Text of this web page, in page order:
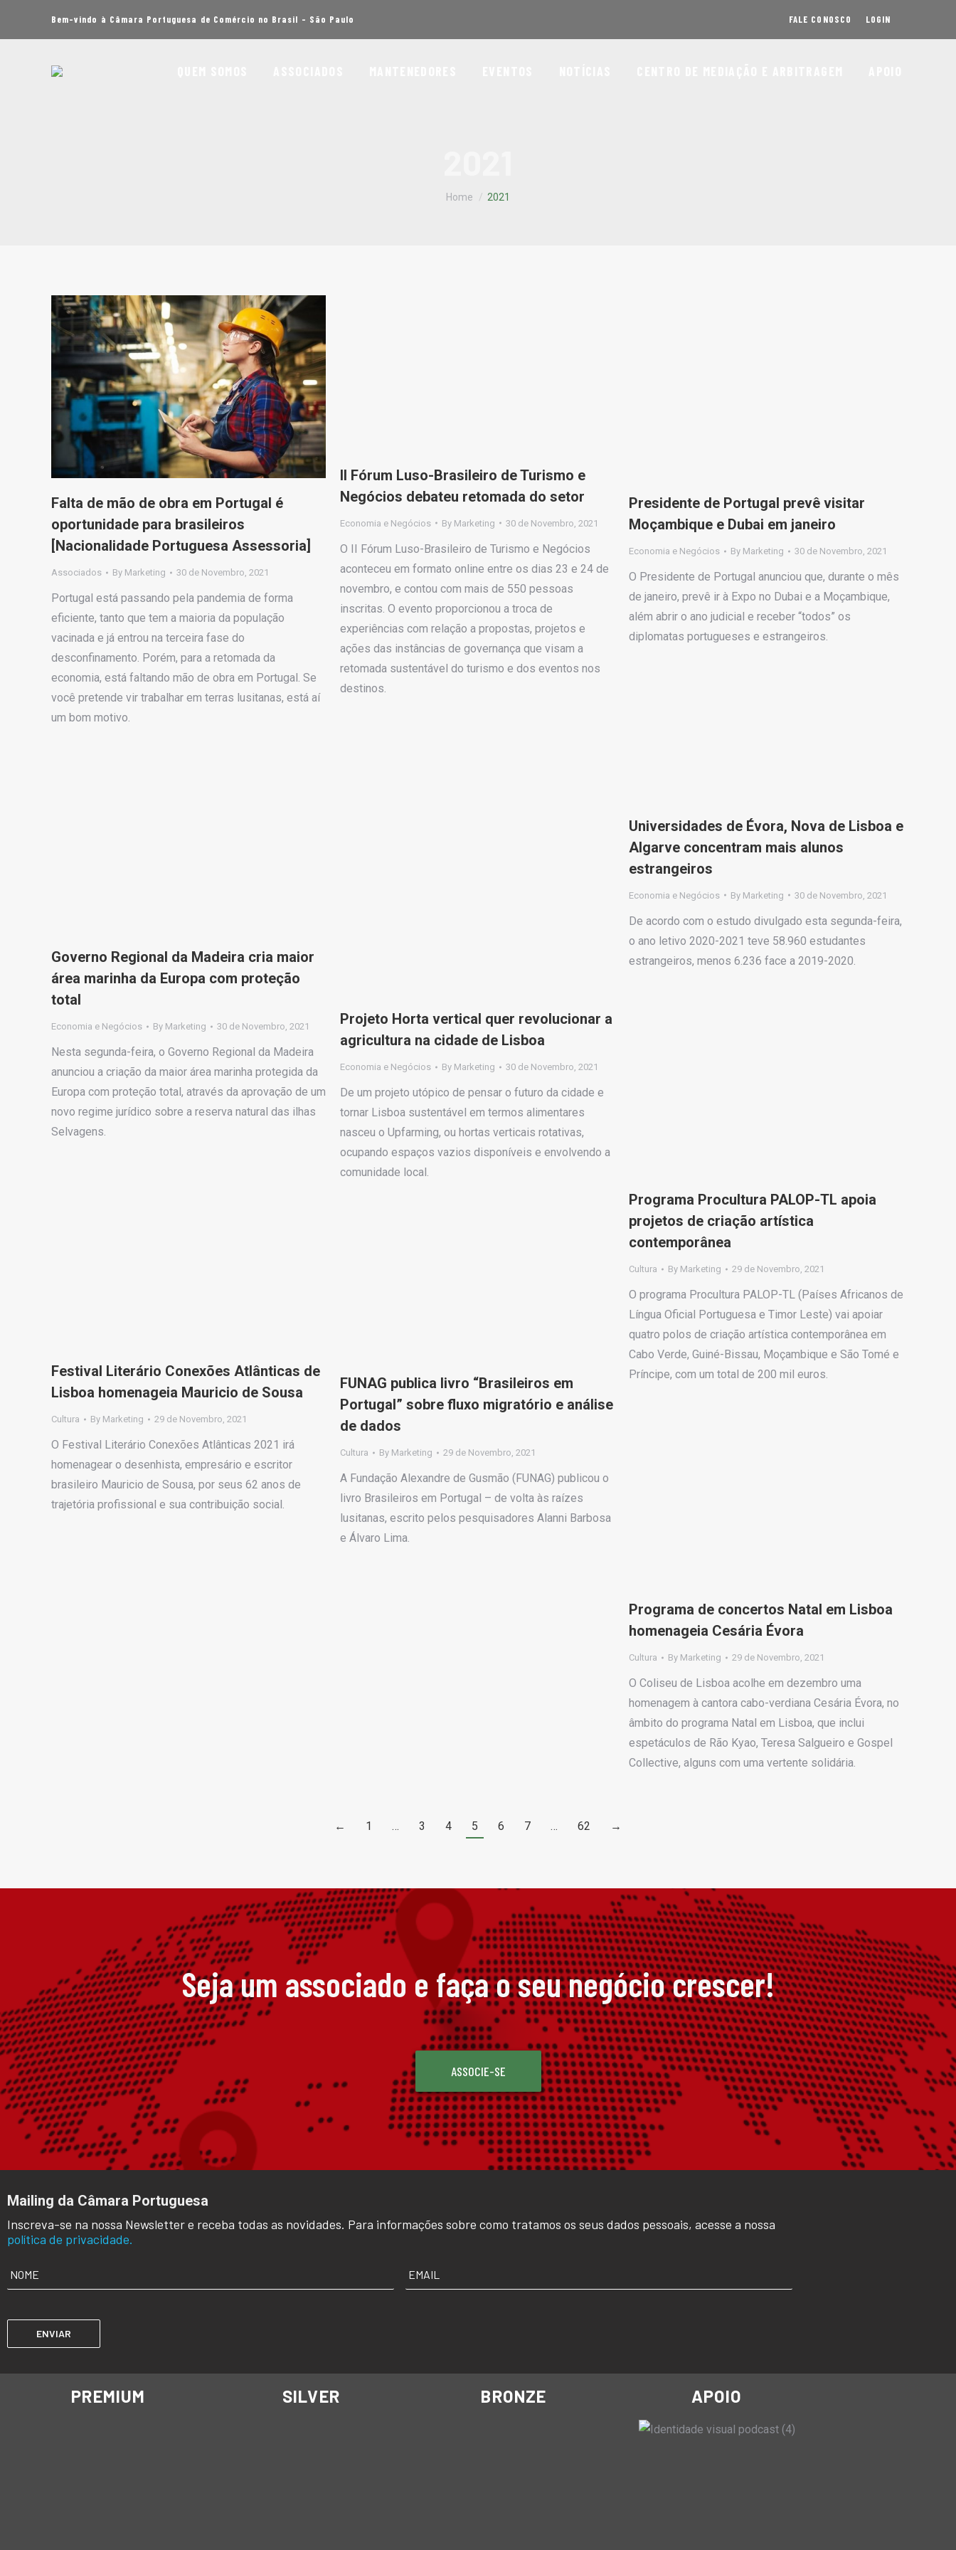
Bem-vindo à Câmara Portuguesa de Comércio no Brasil - São Paulo FALE CONOSCO LOGIN
You are here:
Home 2021
Falta de mão de obra em Portugal é
oportunidade para brasileiros
[Nacionalidade Portuguesa Assessoria]
Associados By Marketing 30 de Novembro, 2021
Portugal está passando pela pandemia de forma
eficiente, tanto que tem a maioria da população
vacinada e já entrou na terceira fase do
desconfinamento. Porém, para a retomada da
economia, está faltando mão de obra em Portugal. Se
você pretende vir trabalhar em terras lusitanas, está aí
um bom motivo.
II Fórum Luso-Brasileiro de Turismo e
Negócios debateu retomada do setor
Economia e Negócios By Marketing 30 de Novembro, 2021
O II Fórum Luso-Brasileiro de Turismo e Negócios
aconteceu em formato online entre os dias 23 e 24 de
novembro, e contou com mais de 550 pessoas
inscritas. O evento proporcionou a troca de
experiências com relação a propostas, projetos e
ações das instâncias de governança que visam a
retomada sustentável do turismo e dos eventos nos
destinos.
Presidente de Portugal prevê visitar
Moçambique e Dubai em janeiro
Economia e Negócios By Marketing 30 de Novembro, 2021
O Presidente de Portugal anunciou que, durante o mês
de janeiro, prevê ir à Expo no Dubai e a Moçambique,
além abrir o ano judicial e receber “todos” os
diplomatas portugueses e estrangeiros.
Universidades de Évora, Nova de Lisboa e
Algarve concentram mais alunos
estrangeiros
Economia e Negócios By Marketing 30 de Novembro, 2021
De acordo com o estudo divulgado esta segunda-feira,
o ano letivo 2020-2021 teve 58.960 estudantes
estrangeiros, menos 6.236 face a 2019-2020.
Projeto Horta vertical quer revolucionar a
agricultura na cidade de Lisboa
Economia e Negócios By Marketing 30 de Novembro, 2021
De um projeto utópico de pensar o futuro da cidade e
tornar Lisboa sustentável em termos alimentares
nasceu o Upfarming, ou hortas verticais rotativas,
ocupando espaços vazios disponíveis e envolvendo a
comunidade local.
Governo Regional da Madeira cria maior
área marinha da Europa com proteção
total
Economia e Negócios By Marketing 30 de Novembro, 2021
Nesta segunda-feira, o Governo Regional da Madeira
anunciou a criação da maior área marinha protegida da
Europa com proteção total, através da aprovação de um
novo regime jurídico sobre a reserva natural das ilhas
Selvagens.
Programa Procultura PALOP-TL apoia
projetos de criação artística
contemporânea
Cultura By Marketing 29 de Novembro, 2021
O programa Procultura PALOP-TL (Países Africanos de
Língua Oficial Portuguesa e Timor Leste) vai apoiar
quatro polos de criação artística contemporânea em
Cabo Verde, Guiné-Bissau, Moçambique e São Tomé e
Príncipe, com um total de 200 mil euros.
Festival Literário Conexões Atlânticas de
Lisboa homenageia Mauricio de Sousa
Cultura By Marketing 29 de Novembro, 2021
O Festival Literário Conexões Atlânticas 2021 irá
homenagear o desenhista, empresário e escritor
brasileiro Mauricio de Sousa, por seus 62 anos de
trajetória profissional e sua contribuição social.
FUNAG publica livro “Brasileiros em
Portugal” sobre fluxo migratório e análise
de dados
Cultura By Marketing 29 de Novembro, 2021
A Fundação Alexandre de Gusmão (FUNAG) publicou o
livro Brasileiros em Portugal – de volta às raízes
lusitanas, escrito pelos pesquisadores Alanni Barbosa
e Álvaro Lima.
Programa de concertos Natal em Lisboa
homenageia Cesária Évora
Cultura By Marketing 29 de Novembro, 2021
O Coliseu de Lisboa acolhe em dezembro uma
homenagem à cantora cabo-verdiana Cesária Évora, no
âmbito do programa Natal em Lisboa, que inclui
espetáculos de Rão Kyao, Teresa Salgueiro e Gospel
Collective, alguns com uma vertente solidária.
← 1 … 3 4 5 6 7 … 62 →
Seja um associado e faça o seu negócio crescer!
ASSOCIE-SE
Mailing da Câmara Portuguesa
Inscreva-se na nossa Newsletter e receba todas as novidades. Para informações sobre como tratamos os seus dados pessoais, acesse a nossa
política de privacidade.
PREMIUM SILVER BRONZE APOIO